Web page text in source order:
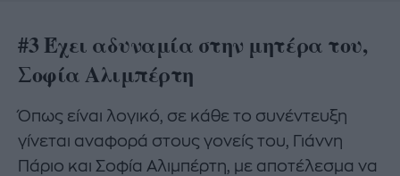
#3 Έχει αδυναμία στην μητέρα του,
Σοφία Αλιμπέρτη
Όπως είναι λογικό, σε κάθε το συνέντευξη
γίνεται αναφορά στους γονείς του, Γιάννη
Πάριο και Σοφία Αλιμπέρτη, με αποτέλεσμα να